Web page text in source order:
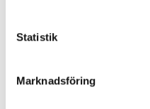
Statistik
Marknadsföring
Other